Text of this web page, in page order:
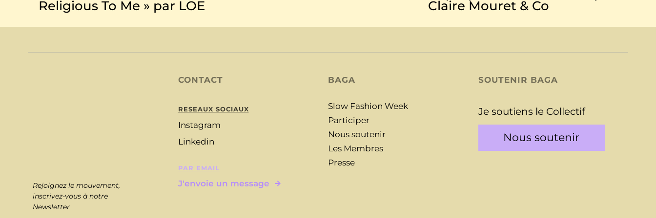
Religious To Me » par LOE Claire Mouret & Co
Rejoignez le mouvement,
inscrivez-vous à notre
Newsletter
CONTACT
RESEAUX SOCIAUX
Instagram
Linkedin
PAR EMAIL
J'envoie un message
BAGA
Slow Fashion Week
Participer
Nous soutenir
Les Membres
Presse
SOUTENIR BAGA
Je soutiens le Collectif
Nous soutenir